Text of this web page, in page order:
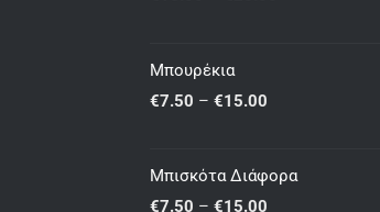
Μπουρέκια
€7.50 – €15.00
Μπισκότα Διάφορα